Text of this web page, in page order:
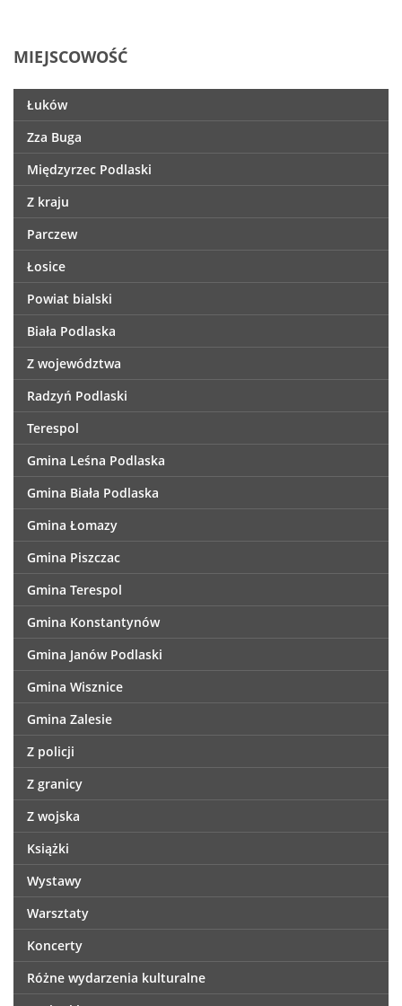
MIEJSCOWOŚĆ
Łuków
Zza Buga
Międzyrzec Podlaski
Z kraju
Parczew
Łosice
Powiat bialski
Biała Podlaska
Z województwa
Radzyń Podlaski
Terespol
Gmina Leśna Podlaska
Gmina Biała Podlaska
Gmina Łomazy
Gmina Piszczac
Gmina Terespol
Gmina Konstantynów
Gmina Janów Podlaski
Gmina Wisznice
Gmina Zalesie
Z policji
Z granicy
Z wojska
Książki
Wystawy
Warsztaty
Koncerty
Różne wydarzenia kulturalne